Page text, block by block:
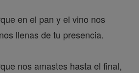
en el pan y el vino nos
llenas de tu presencia.
nos amastes hasta el final,